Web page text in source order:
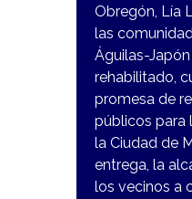
Obregón, Lía
las
Águilas-
rehabilitado,
promesa de
públicos para
la Ciudad de
entrega, la
los vecinos a